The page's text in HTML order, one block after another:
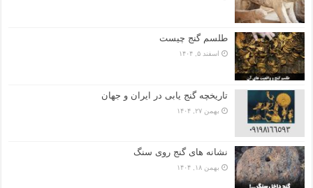
طلسم گنج چیست
اسفند ۵, ۱۴۰۴
تاریخچه گنج‌ یابی در ایران و جهان
بهمن ۲۷, ۱۴۰۴
نشانه های گنج روی سنگ
بهمن ۱۸, ۱۴۰۴